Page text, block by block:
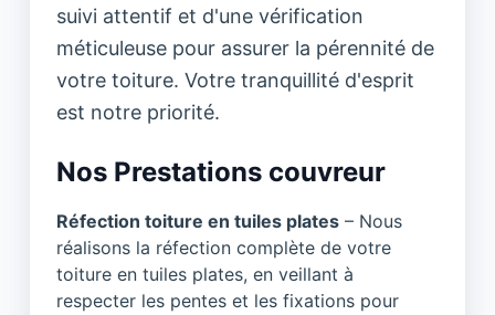
suivi attentif et d'une vérification
méticuleuse pour assurer la pérennité de
votre toiture. Votre tranquillité d'esprit
est notre priorité.
Nos Prestations couvreur
Réfection toiture en tuiles plates – Nous
réalisons la réfection complète de votre
toiture en tuiles plates, en veillant à
respecter les pentes et les fixations pour